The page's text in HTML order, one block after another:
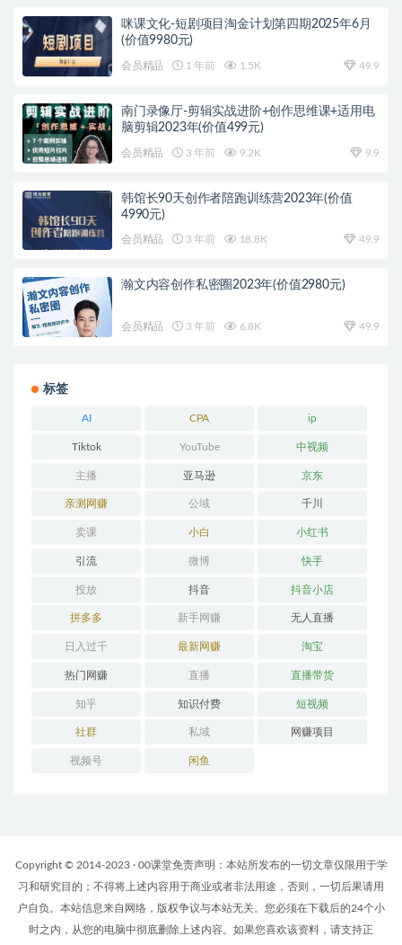
咪课文化-短剧项目淘金计划第四期2025年6月
(价值9980元)
会员精品 1 年前 1.5K 49.9
南门录像厅-剪辑实战进阶+创作思维课+适用电
脑剪辑2023年(价值499元)
会员精品 3 年前 9.2K 9.9
韩馆长90天创作者陪跑训练营2023年(价值
4990元)
会员精品 3 年前 18.8K 49.9
瀚文内容创作私密圈2023年(价值2980元)
会员精品 3 年前 6.8K 49.9
标签
AI CPA ip
Tiktok YouTube 中视频
主播 亚马逊 京东
亲测网赚 公域 千川
卖课 小白 小红书
引流 微博 快手
投放 抖音 抖音小店
拼多多 新手网赚 无人直播
日入过千 最新网赚 淘宝
热门网赚 直播 直播带货
知乎 知识付费 短视频
社群 私域 网赚项目
视频号 闲鱼
Copyright © 2014-2023 · 00课堂免责声明：本站所发布的一切文章仅限用于学
习和研究目的；不得将上述内容用于商业或者非法用途，否则，一切后果请用
户自负。本站信息来自网络，版权争议与本站无关。您必须在下载后的24个小
时之内，从您的电脑中彻底删除上述内容。如果您喜欢该资料，请支持正